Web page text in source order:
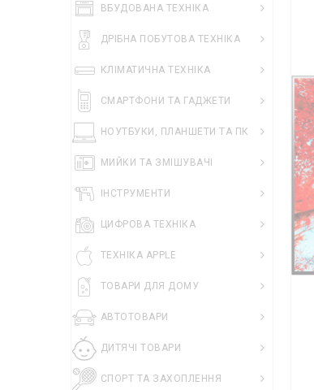
ВБУДОВАНА ТЕХНІКА
ДРІБНА ПОБУТОВА ТЕХНІКА
КЛІМАТИЧНА ТЕХНІКА
СМАРТФОНИ ТА ГАДЖЕТИ
НОУТБУКИ, ПЛАНШЕТИ ТА ПК
МИЙКИ ТА ЗМІШУВАЧІ
ІНСТРУМЕНТИ
ЦИФРОВА ТЕХНІКА
ТЕХНІКА APPLE
ТОВАРИ ДЛЯ ДОМУ
АВТОТОВАРИ
ДИТЯЧІ ТОВАРИ
СПОРТ ТА ЗАХОПЛЕННЯ